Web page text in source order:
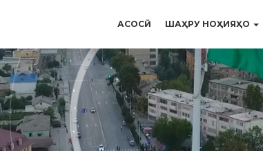
АСОСӢ ШАҲРУ НОҲИЯҲО